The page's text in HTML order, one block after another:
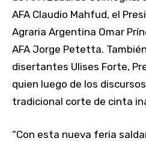
AFA Claudio Mahfud, el
Agraria Argentina Omar
AFA Jorge Petetta.
disertantes Ulises Forte,
quien luego de los
tradicional corte de cinta
“Con esta nueva feria